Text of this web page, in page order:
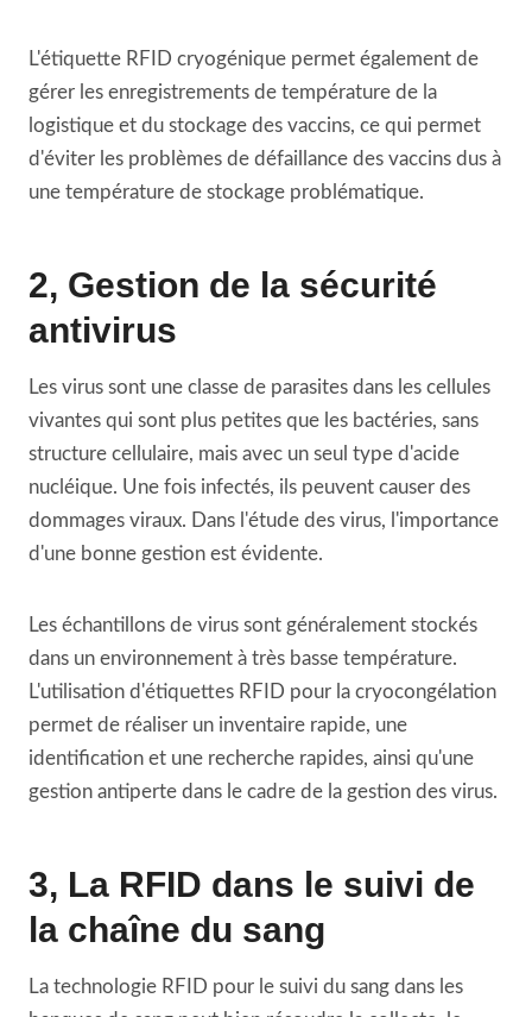
L'étiquette RFID cryogénique permet également de
gérer les enregistrements de température de la
logistique et du stockage des vaccins, ce qui permet
d'éviter les problèmes de défaillance des vaccins dus à
une température de stockage problématique.
2, Gestion de la sécurité
antivirus
Les virus sont une classe de parasites dans les cellules
vivantes qui sont plus petites que les bactéries, sans
structure cellulaire, mais avec un seul type d'acide
nucléique. Une fois infectés, ils peuvent causer des
dommages viraux. Dans l'étude des virus, l'importance
d'une bonne gestion est évidente.
Les échantillons de virus sont généralement stockés
dans un environnement à très basse température.
L'utilisation d'étiquettes RFID pour la cryocongélation
permet de réaliser un inventaire rapide, une
identification et une recherche rapides, ainsi qu'une
gestion antiperte dans le cadre de la gestion des virus.
3, La RFID dans le suivi de
la chaîne du sang
La technologie RFID pour le suivi du sang dans les